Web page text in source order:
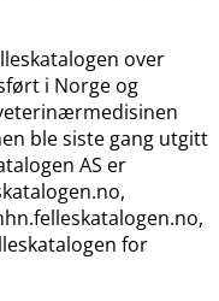
over
i Norge og
ble siste gang utgitt
AS er
for